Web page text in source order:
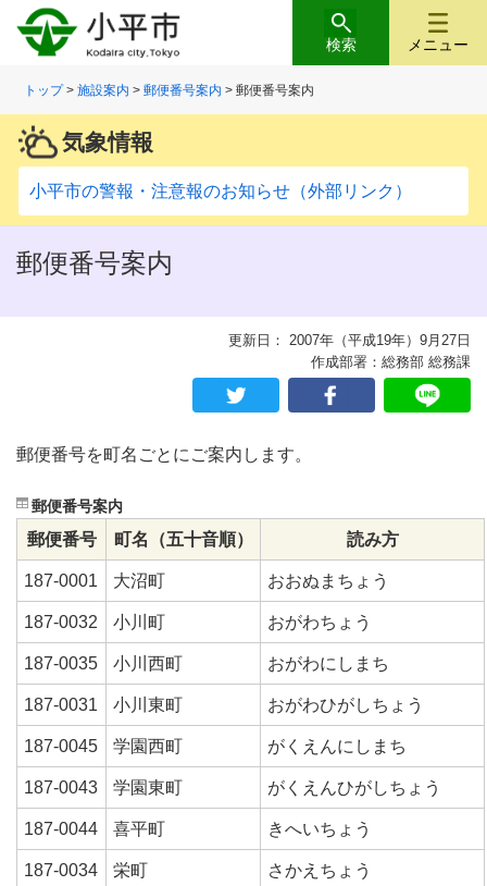
メニュー
検索
トップ>施設案内 >郵便番号案内 > 郵便番号案内
気象情報
小平市の警報・注意報のお知らせ（外部リンク）
郵便番号案内
更新日： 2007年（平成19年）9月27日
作成部署：総務部 総務課
郵便番号を町名ごとにご案内します。
郵便番号案内
郵便番号 町名（五十音順） 読み方
187-0001 大沼町 おおぬまちょう
187-0032 小川町 おがわちょう
187-0035 小川西町 おがわにしまち
187-0031 小川東町 おがわひがしちょう
187-0045 学園西町 がくえんにしまち
187-0043 学園東町 がくえんひがしちょう
187-0044 喜平町 きへいちょう
187-0034 栄町 さかえちょう